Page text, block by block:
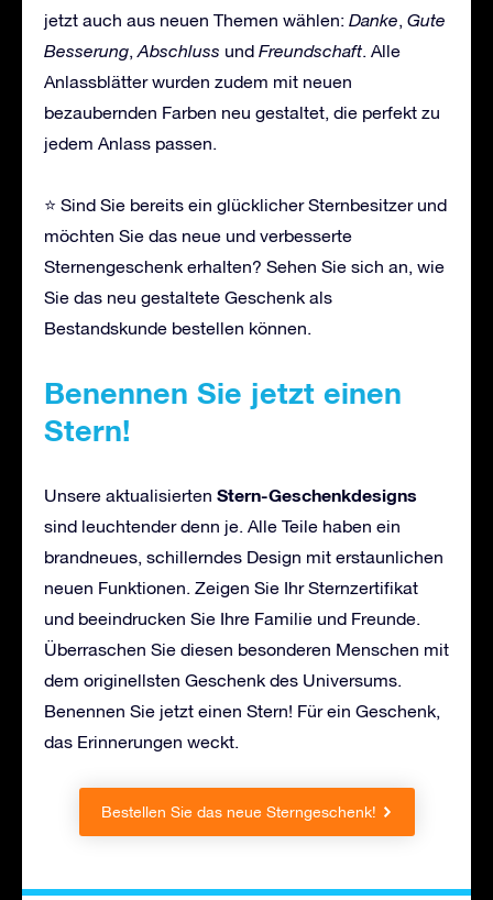
jetzt auch aus neuen Themen wählen: Danke, Gute
Besserung, Abschluss und Freundschaft. Alle
Anlassblätter wurden zudem mit neuen
bezaubernden Farben neu gestaltet, die perfekt zu
jedem Anlass passen.
⭐ Sind Sie bereits ein glücklicher Sternbesitzer und
möchten Sie das neue und verbesserte
Sternengeschenk erhalten? Sehen Sie sich an, wie
Sie das neu gestaltete Geschenk als
Bestandskunde bestellen können.
Benennen Sie jetzt einen
Stern!
Unsere aktualisierten Stern-Geschenkdesigns
sind leuchtender denn je. Alle Teile haben ein
brandneues, schillerndes Design mit erstaunlichen
neuen Funktionen. Zeigen Sie Ihr Sternzertifikat
und beeindrucken Sie Ihre Familie und Freunde.
Überraschen Sie diesen besonderen Menschen mit
dem originellsten Geschenk des Universums.
Benennen Sie jetzt einen Stern! Für ein Geschenk,
das Erinnerungen weckt.
Bestellen Sie das neue Sterngeschenk!